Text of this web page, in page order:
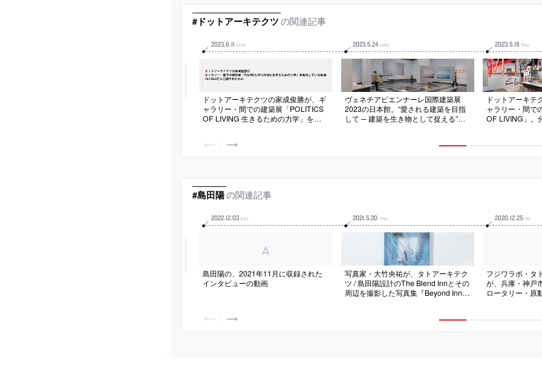
#ドットアーキテクツ の関連記事
2023.6.11 SUN
ドットアーキテクツの家成俊勝が、ギ
ャラリー・間での建築展「POLITICS
OF LIVING 生きるための力学」を解
2023.5.24 WED
ヴェネチアビエンナーレ国際建築展
2023の日本館。“愛される建築を目指
して ─ 建築を生き物として捉える”を
田智美で構成。出展者としてdot
architects（家成俊勝、土井亘、池田
名を連ねる
2023.5.18 THU
ドットアーキテ
ャラリー・間で
OF LIVING」。
の力学”を社会変
全ての人が建築
#島田陽の関連記事
2022.12.03 SAT
島田陽の、2021年11月に収録された
インタビューの動画
2021.5.20 THU
写真家・大竹央祐が、タトアーキテク
ツ / 島田陽設計のThe Blend Innとその
周辺を撮影した写真集『Beyond Inn
2020.12.25 FRI
フジワラボ・タ
が、兵庫・神戸
ロータリー・原